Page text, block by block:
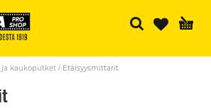
ja kaukoputket Etäisyysmittarit